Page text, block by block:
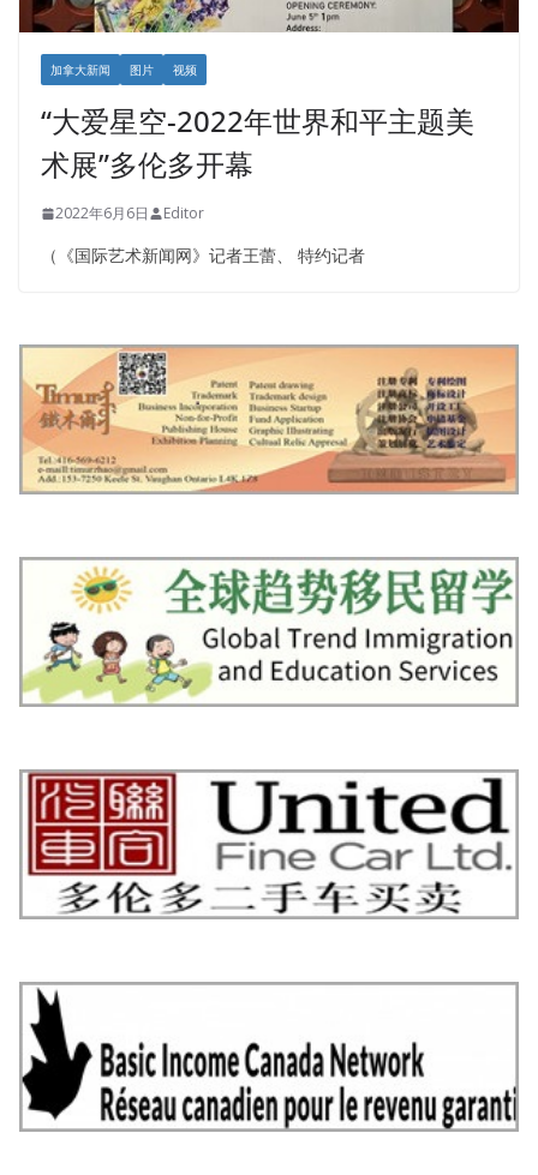
加拿大新闻 图片 视频
“大爱星空-2022年世界和平主题美
术展”多伦多开幕
2022年6月6日 Editor
（《国际艺术新闻网》记者王蕾、 特约记者